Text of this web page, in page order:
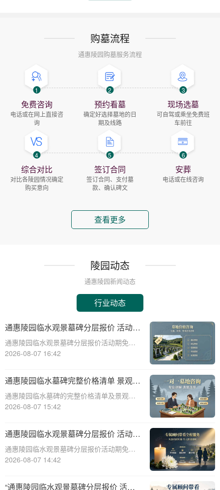
购墓流程
通惠陵园购墓服务流程
1
免费咨询
电话或在网上直接咨
询
2
预约看墓
确定好选择墓地的日
期及线路
3
现场选墓
可自驾或乘坐免费班
车前往
4
综合对比
对比各陵园情况确定
购买意向
5
签订合同
签订合同、支付墓
款、确认碑文
6
安葬
电话或在线咨询
查看更多
陵园动态
通惠陵园新闻动态
行业动态
通惠陵园临水观景墓碑分层报价 活动期
免费定制碑文图案福利详解
通惠陵园临水观景墓碑分层报价活动期免费
定制碑文图案福利详解☎ 通惠陵园电话:400-
化底蕴和人文关怀的纪念圣地，始终致力于
为家属提供最优质的哀思寄托之地
2026-08-07 16:42
通惠陵园临水墓碑完整价格清单 景观维
护费用园区全额承担详解
通惠陵园临水墓碑的完整价格清单及景观维
护费用承担详解☎ 通惠陵园电话:400-838-
服务机构，提供多种类型的墓碑选择，其中
临水墓碑因其独特的景观效果和宁
2026-08-07 15:42
通惠陵园临水观景墓碑分层报价 活动期
免费定制碑文图案详解
通惠陵园临水观景墓碑分层报价活动期免费
定制碑文图案详解☎ 通惠陵园电话:400-838-
静的纪念地，一直以其独特的自然风光和人
2026-08-07 14:42
“通惠陵园临水观景墓碑分层报价 活动